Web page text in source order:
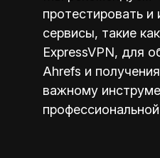
протестировать и
сервисы, такие
ExpressVPN, для
Ahrefs и
важному